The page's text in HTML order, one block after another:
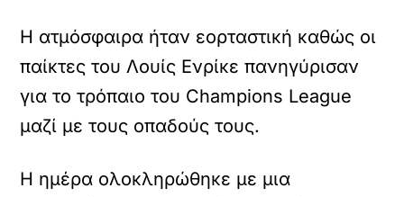
H ατμόσφαιρα ήταν εορταστική καθώς οι
παίκτες του Λουίς Ενρίκε πανηγύρισαν
για το τρόπαιο του Champions League
μαζί με τους οπαδούς τους.
Η ημέρα ολοκληρώθηκε με μια